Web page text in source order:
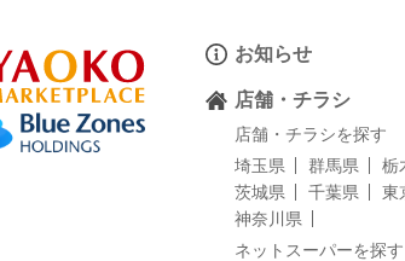
お知らせ
店舗・チラシ
店舗・チラシを探す
埼玉県
群馬県
栃
茨城県
千葉県
東
神奈川県
ネットスーパーを探す